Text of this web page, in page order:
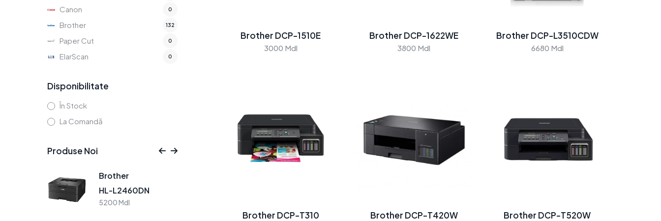
Brother DCP-1510E
3000 Mdl
Brother DCP-1622WE
3800 Mdl
Brother DCP-L3510CDW
6680 Mdl
Brother DCP-T310 Brother DCP-T420W Brother DCP-T520W
Canon 0
Brother 132
Paper Cut 0
ElarScan 0
Disponibilitate
În Stock
La Comandă
Produse Noi
Brother
HL-L2460DN
5200 Mdl